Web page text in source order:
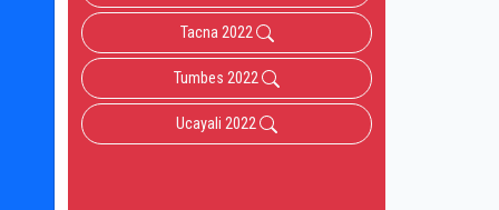
Tacna 2022
Tumbes 2022
Ucayali 2022